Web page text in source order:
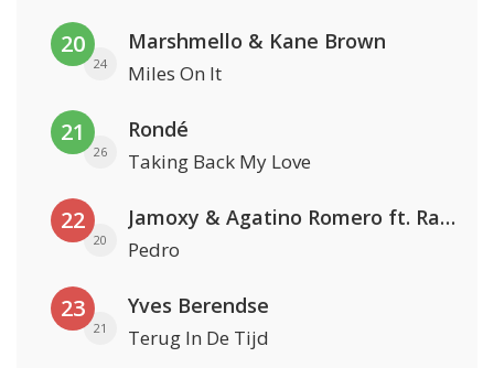
20
24
Marshmello & Kane Brown
Miles On It
21
26
Rondé
Taking Back My Love
22
20
Jamoxy & Agatino Romero ft. Raffaella Carrà
Pedro
23
21
Yves Berendse
Terug In De Tijd